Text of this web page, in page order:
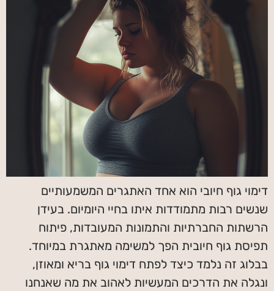
דימוי גוף חיובי הוא אחד האתגרים המשמעותיים
שנשים רבות מתמודדות איתו בחיי היומיום. בעידן
הרשתות החברתיות והתמונות המעובדות, פיתוח
תפיסת גוף חיובית הפך למשימה מאתגרת במיוחד.
בבלוג זה נלמד כיצד לפתח דימוי גוף בריא ומאוזן,
ונגלה את הדרכים המעשיות לאהוב את מה שאנחנו